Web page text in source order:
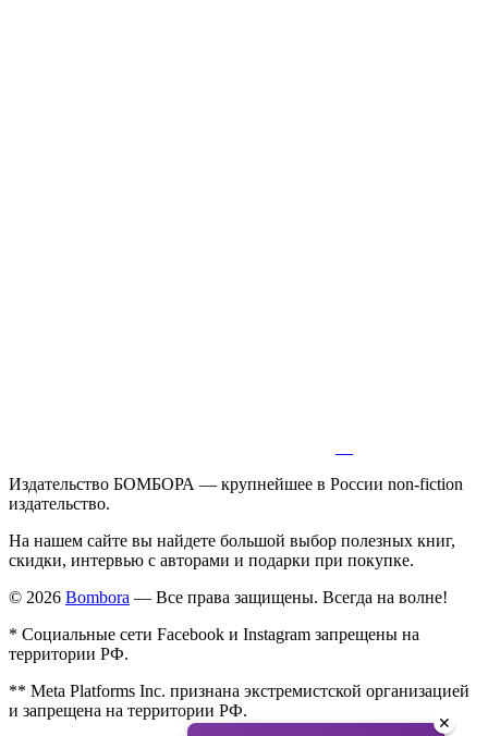
Издательство БОМБОРА — крупнейшее в России non-fiction
издательство.
На нашем сайте вы найдете большой выбор полезных книг,
скидки, интервью с авторами и подарки при покупке.
© 2026 Bombora — Все права защищены. Всегда на волне!
* Социальные сети Facebook и Instagram запрещены на
территории РФ.
** Meta Platforms Inc. признана экстремистской организацией
и запрещена на территории РФ.
✕